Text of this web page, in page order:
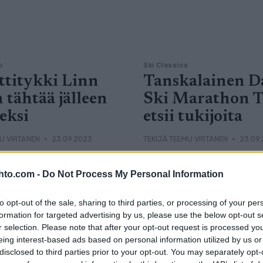
- Do Not Process My Personal Information
opt-out of the sale, sharing to third parties, or processing of your
for targeted advertising by us, please use the below opt-out
selection. Please note that after your opt-out request is processed
interest-based ads based on personal information utilized by us
to third parties prior to your opt-out. You may separately
Linn
tähtää jälleen
VIRTANEN 23.09.2023
Linn Svahn teki töitä
uuteen talveen täysin
Ski Classics
Tanskalainen
Ski Marathon
etsii tukijoita
TEKIJÄ TEEMU VIRTANEN
hiihtotiimi Danish Ski
yhteistyökumppaneita.